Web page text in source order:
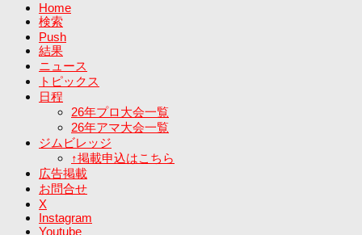
Home
検索
Push
結果
ニュース
トピックス
日程
26年プロ大会一覧
26年アマ大会一覧
ジムビレッジ
↑掲載申込はこちら
広告掲載
お問合せ
X
Instagram
Youtube